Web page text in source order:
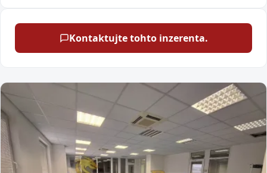
Kontaktujte tohto inzerenta.